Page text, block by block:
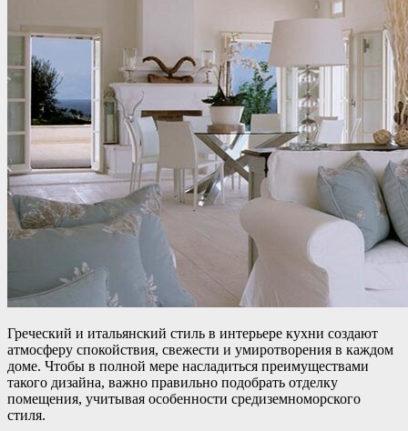
Греческий и итальянский стиль в интерьере кухни создают
атмосферу спокойствия, свежести и умиротворения в каждом
доме. Чтобы в полной мере насладиться преимуществами
такого дизайна, важно правильно подобрать отделку
помещения, учитывая особенности средиземноморского
стиля.